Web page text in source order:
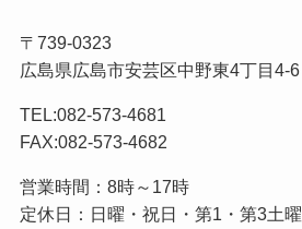
〒739-0323
広島県広島市安芸区中野東4丁目4-6
TEL:082-573-4681
FAX:082-573-4682
営業時間：8時～17時
定休日：日曜・祝日・第1・第3土曜